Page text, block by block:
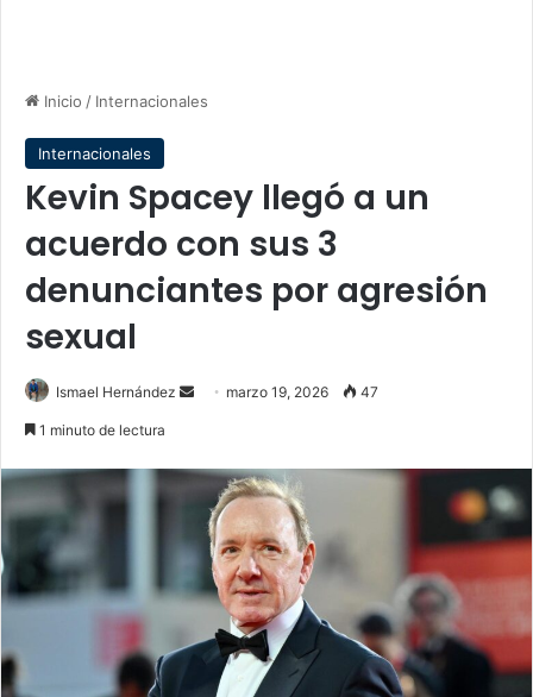
Inicio / Internacionales
Internacionales
Kevin Spacey llegó a un
acuerdo con sus 3
denunciantes por agresión
sexual
Ismael Hernández
Send marzo 19, 2026 47
1 minuto de lectura